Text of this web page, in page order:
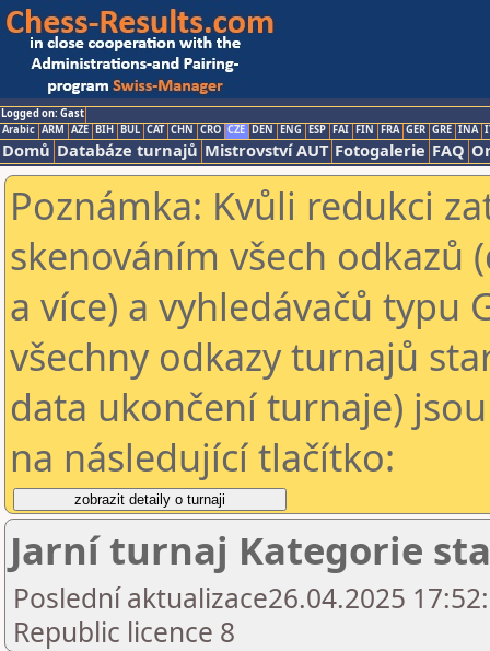
Logged on: Gast
Arabic ARM AZE BIH BUL CAT CHN CRO CZE DEN ENG ESP FAI FIN FRA GER GRE INA
Domů Databáze turnajů Mistrovství AUT Fotogalerie FAQ
Poznámka: Kvůli redukci
skenováním všech odkazů
a více) a vyhledávačů typu
všechny odkazy turnajů
data ukončení turnaje)
na následující tlačítko:
Jarní turnaj Kategorie
Poslední aktualizace26.04.2025
Republic licence 8